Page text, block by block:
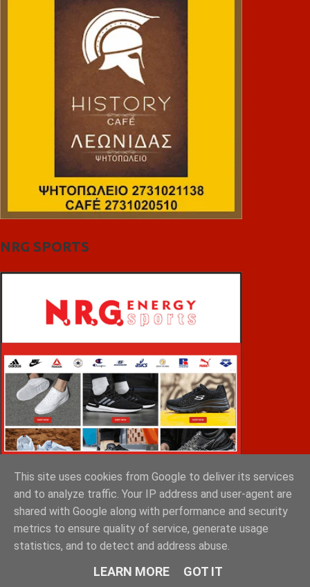
NRG SPORTS
VOiD ΣΠΑΡΤΗ
This site uses cookies from Google to deliver its services
and to analyze traffic. Your IP address and user-agent are
shared with Google along with performance and security
metrics to ensure quality of service, generate usage
statistics, and to detect and address abuse.
LEARN MORE GOT IT